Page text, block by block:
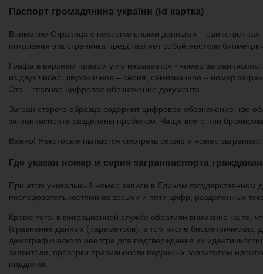
Паспорт громадянина україни (id картка)
Внимание Страница с персональными данными – единственная
поколения эта страничка представляет собой жесткую
Графа в верхнем правом углу называется «номер
из двух чисел: двухзначное – серия, семизначное – номер
Это – главное цифровое обозначение документа.
Загран старого образца содержит цифровое обозначение, где
загранпаспорта разделены пробелом. Чаще всего при
Важно! Некоторые пытаются смотреть серию и номер
Где указан номер и серия загранпаспорта
При этом уникальный номер записи в Едином
последовательностями из восьми и пяти цифр, разделенных
Кроме того, в миграционной службе обратили внимание на то,
(сравнение данных (параметров), в том числе биометрических,
демографического реестра для подтверждения их
заявителя, проверки правильности поданных заявителем
подделки.